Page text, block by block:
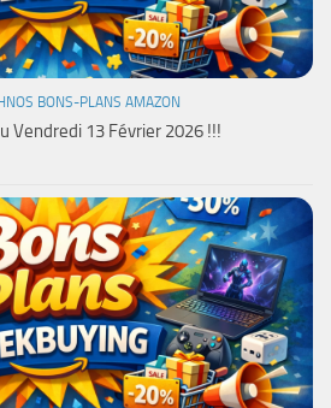
BONS-PLANS AMAZON
Vendredi 13 Février 2026 !!!